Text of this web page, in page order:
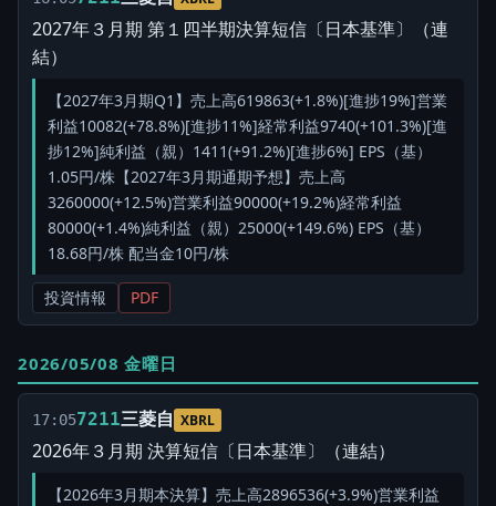
2027年３月期 第１四半期決算短信〔日本基準〕（連
結）
【2027年3月期Q1】売上高619863(+1.8%)[進捗19%]営業
利益10082(+78.8%)[進捗11%]経常利益9740(+101.3%)[進
捗12%]純利益（親）1411(+91.2%)[進捗6%] EPS（基）
1.05円/株【2027年3月期通期予想】売上高
3260000(+12.5%)営業利益90000(+19.2%)経常利益
80000(+1.4%)純利益（親）25000(+149.6%) EPS（基）
18.68円/株 配当金10円/株
投資情報 PDF
2026/05/08 金曜日
17:057211三菱自 XBRL
2026年３月期 決算短信〔日本基準〕（連結）
【2026年3月期本決算】売上高2896536(+3.9%)営業利益